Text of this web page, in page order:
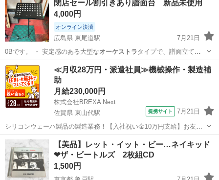
閉店セール割引きあり譜面台 新品未使用
4,000円
オンライン決済
広島県 東尾道駅
7月21日
0Bです。 ・ 安定感のある大型なオーケストラ タイプで、譜面立てに
穴を開けること…
広島 尾道市 東尾道駅 その他 譜面台
≪月収28万円・派遣社員≫機械操作・製造補
助
月給230,000円
株式会社BREXA Next
佐賀県 東山代駅
提携サイト 7月21日
シリコンウェーハ製品の製造業務！【入社祝い金10万円支給】お友達
やカップルとの応募OK◎年間休日129日＆休出なしでプライベート充
実♪業務はクリーンルームで快適作業◎自社正社員登用制度あり★1食
300円～の格安食堂あり！《佐...
伊万里市 東山代駅 その他
【美品】レット・イット・ビー…ネイキッド
❤ザ・ビートルズ 2枚組CD
1,500円